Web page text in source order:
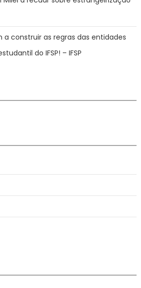
a construir as regras das entidades
do IFSP! – IFSP